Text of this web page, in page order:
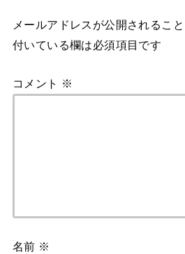
メールアドレスが公開されること
付いている欄は必須項目です
コメント ※
名前 ※